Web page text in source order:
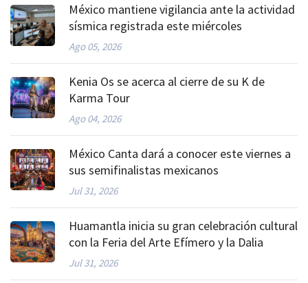
México mantiene vigilancia ante la actividad
sísmica registrada este miércoles
Ago 05, 2026
Kenia Os se acerca al cierre de su K de
Karma Tour
Ago 04, 2026
México Canta dará a conocer este viernes a
sus semifinalistas mexicanos
Jul 31, 2026
Huamantla inicia su gran celebración cultural
con la Feria del Arte Efímero y la Dalia
Jul 31, 2026